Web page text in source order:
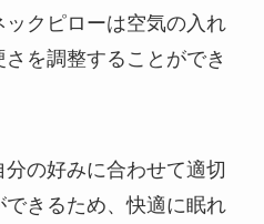
クピローは空気の入れ
を調整することができ
の好みに合わせて適切
きるため、快適に眠れ